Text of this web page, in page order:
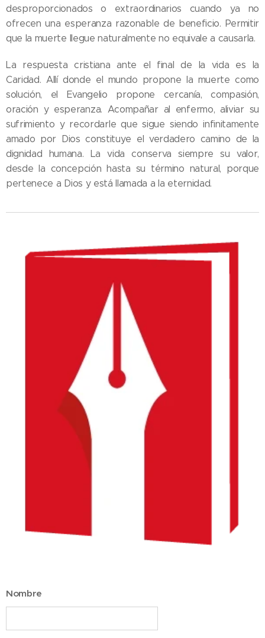
desproporcionados o extraordinarios cuando ya no
ofrecen una esperanza razonable de beneficio. Permitir
que la muerte llegue naturalmente no equivale a causarla.
La respuesta cristiana ante el final de la vida es la
Caridad. Allí donde el mundo propone la muerte como
solución, el Evangelio propone cercanía, compasión,
oración y esperanza. Acompañar al enfermo, aliviar su
sufrimiento y recordarle que sigue siendo infinitamente
amado por Dios constituye el verdadero camino de la
dignidad humana. La vida conserva siempre su valor,
desde la concepción hasta su término natural, porque
pertenece a Dios y está llamada a la eternidad.
Nombre